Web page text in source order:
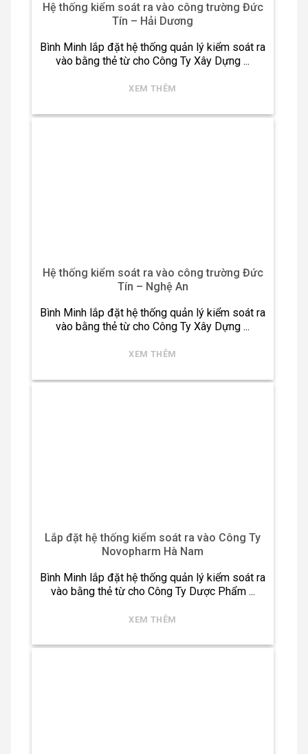
Hệ thống kiểm soát ra vào công trường Đức
Tín – Hải Dương
Bình Minh lắp đặt hệ thống quản lý kiểm soát ra
vào bằng thẻ từ cho Công Ty Xây Dựng ...
XEM THÊM
Hệ thống kiểm soát ra vào công trường Đức
Tín – Nghệ An
Bình Minh lắp đặt hệ thống quản lý kiểm soát ra
vào bằng thẻ từ cho Công Ty Xây Dựng ...
XEM THÊM
Lắp đặt hệ thống kiểm soát ra vào Công Ty
Novopharm Hà Nam
Bình Minh lắp đặt hệ thống quản lý kiểm soát ra
vào bằng thẻ từ cho Công Ty Dược Phẩm ...
XEM THÊM